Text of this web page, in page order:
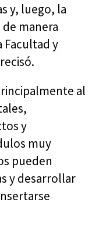
y, luego, la
manera
y
al
y
muy
pueden
y desarrollar